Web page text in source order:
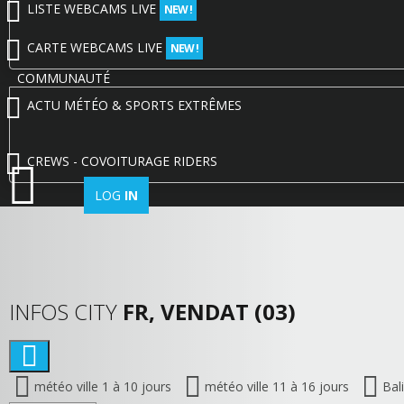
LISTE WEBCAMS LIVE NEW !
CARTE WEBCAMS LIVE NEW !
COMMUNAUTÉ
ACTU MÉTÉO & SPORTS EXTRÊMES
CREWS - COVOITURAGE RIDERS
LOG IN
INFOS CITY FR, VENDAT (03)
météo ville 1 à 10 jours météo ville 11 à 16 jours